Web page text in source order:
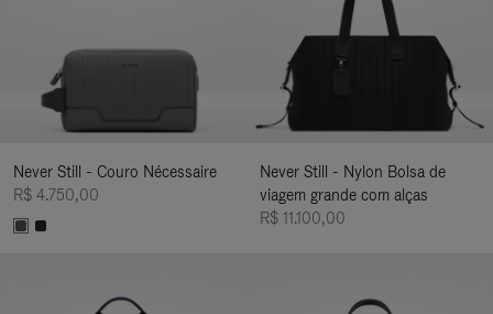
Never Still - Couro Nécessaire
R$ 4.750,00
Never Still - Nylon Bolsa de
viagem grande com alças
R$ 11.100,00